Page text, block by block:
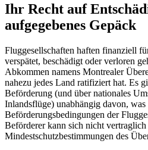
Ihr Recht auf
aufgegebenes Gepäck
Fluggesellschaften haften finanziell
verspätet, beschädigt oder verloren
Abkommen namens Montrealer
nahezu jedes Land ratifiziert hat. Es
Beförderung (und über nationales
Inlandsflüge) unabhängig davon, was
Beförderungsbedingungen der
Beförderer kann sich nicht vertraglich
Mindestschutzbestimmungen des